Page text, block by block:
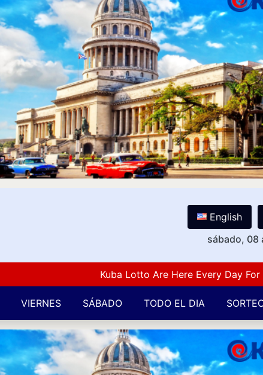
English
sábado, 08
Kuba Lotto Are Here Every Day For
VIERNES SÁBADO TODO EL DIA